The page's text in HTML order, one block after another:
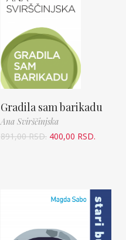
Gradila sam barikadu
Ana Svirščinjska
891,00RSD. 400,00 RSD.